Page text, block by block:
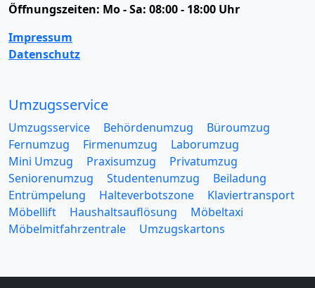
Öffnungszeiten: Mo - Sa: 08:00 - 18:00 Uhr
Impressum
Datenschutz
Umzugsservice
Umzugsservice Behördenumzug
Büroumzug
Fernumzug
Firmenumzug
Laborumzug
Mini Umzug
Praxisumzug
Privatumzug
Seniorenumzug
Studentenumzug
Beiladung
Entrümpelung
Halteverbotszone
Klaviertransport
Möbellift
Haushaltsauflösung
Möbeltaxi
Möbelmitfahrzentrale
Umzugskartons